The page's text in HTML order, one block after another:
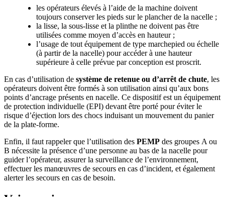
les opérateurs élevés à l’aide de la machine doivent
toujours conserver les pieds sur le plancher de la nacelle ;
la lisse, la sous-lisse et la plinthe ne doivent pas être
utilisées comme moyen d’accès en hauteur ;
l’usage de tout équipement de type marchepied ou échelle
(à partir de la nacelle) pour accéder à une hauteur
supérieure à celle prévue par conception est proscrit.
En cas d’utilisation de système de retenue ou d’arrêt de chute, les
opérateurs doivent être formés à son utilisation ainsi qu’aux bons
points d’ancrage présents en nacelle. Ce dispositif est un équipement
de protection individuelle (EPI) devant être porté pour éviter le
risque d’éjection lors des chocs induisant un mouvement du panier
de la plate-forme.
Enfin, il faut rappeler que l’utilisation des PEMP des groupes A ou
B nécessite la présence d’une personne au bas de la nacelle pour
guider l’opérateur, assurer la surveillance de l’environnement,
effectuer les manœuvres de secours en cas d’incident, et également
alerter les secours en cas de besoin.